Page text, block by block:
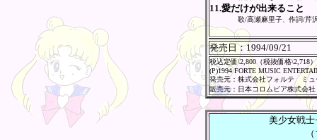
11.愛だけが出来ること
歌/高瀬麻里子、 作詞/芹
発売日：1994/09/21
税込定価\2,800（税抜価格\2,718）
(P)1994 FORTE MUSIC
発売元：株式会社フォルテ ミュ
販売元：日本コロムビア株式会社
美少女戦